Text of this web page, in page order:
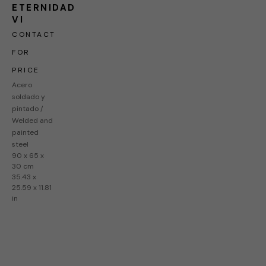
ETERNIDAD
VI
CONTACT
FOR
PRICE
Acero
soldado y
pintado /
Welded and
painted
steel
90 x 65 x
30 cm
35.43 x
25.59 x 11.81
in